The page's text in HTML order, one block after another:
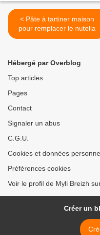
< Pâte à tartiner maison
pour remplacer le nutella
Hébergé par Overblog
Top articles
Pages
Contact
Signaler un abus
C.G.U.
Cookies et données
Préférences cookies
Voir le profil de Myli Breizh
Créer un